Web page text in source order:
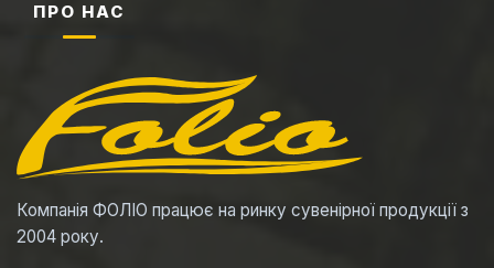
ПРО НАС
Компанія ФОЛІО працює на ринку сувенірної продукції з
2004 року.